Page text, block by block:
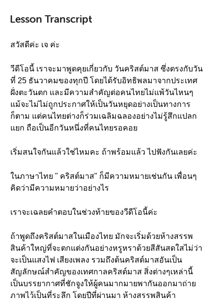
Lesson Transcript
สวัสดีค่ะ เจ ค่ะ
วีดีโอนี้ เราจะมาพูดคุยเกี่ยวกับ วันคริสต์มาส ซึ่งตรงกับวัน
ที่ 25 ธันวาคมของทุกปี โดยได้รับอิทธิพลมาจากประเทศ
ฝั่งตะวันตก และมีความสำคัญต่อคนไทยไม่แพ้วันไหนๆ
แม้จะไม่ไม่ถูกประกาศให้เป็นวันหยุดอย่างเป็นทางการ
ก็ตาม แต่คนไทยต่างก็ร่วมเฉลิมฉลองอย่างไม่รู้สึกแปลก
แยก ถือเป็นอีกวันหนึ่งที่คนไทยรอคอย
เริ่มสนใจกันแล้วใช่ไหมคะ ถ้าพร้อมแล้ว ไปฟังกันเลยค่ะ
ในภาษาไทย " คริสต์มาส" ก็มีความหมายเช่นกัน เพื่อนๆ
คิดว่ามีความหมายว่าอย่างไร
เราจะเฉลยคำตอบในช่วงท้ายของวีดีโอนี้ค่ะ
ถ้าพูดถึงคริสต์มาสในเมืองไทย มักจะเริ่มด้วยห้างสรรพ
สินค้าใหญ่ที่จะตกแต่งกันอย่างหรูหราด้วยสีสันสดใสไม่ว่า
จะเป็นแสงไฟ เสียงเพลง รวมถึงต้นคริสต์มาสอันเป็น
สัญลักษณ์สำคัญของเทศกาลคริสต์มาส สิ่งต่างๆเหล่านี้
เป็นบรรยากาศที่ชักจูงให้ผู้คนมากมายพากันออกมาถ่าย
ภาพไว้เป็นที่ระลึก โดยปีที่ผ่านมา ห้างสรรพสินค้า